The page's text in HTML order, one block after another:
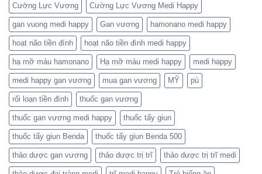
Cường Lực Vương Cường Lực Vương Medi Happy
gan vuong medi happy Gan vương hamonano medi happy
hoạt não tiền đình hoạt não tiền đình medi happy
hạ mỡ máu hamonano Hạ mỡ máu medi happy medi happy
medi happy gan vương mua gan vương MỸ pù
rối loạn tiền đình thuốc gan vương
thuốc gan vương medi happy thuốc tẩy giun
thuốc tẩy giun Benda thuốc tẩy giun Benda 500
thảo dược gan vương thảo dược trị trĩ thảo dược trị trĩ medi